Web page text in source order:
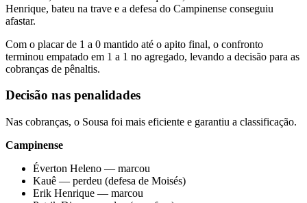
Henrique, bateu na trave e a defesa do Campinense conseguiu
afastar.
Com o placar de 1 a 0 mantido até o apito final, o confronto
terminou empatado em 1 a 1 no agregado, levando a decisão para as
cobranças de pênaltis.
Decisão nas penalidades
Nas cobranças, o Sousa foi mais eficiente e garantiu a classificação.
Campinense
Éverton Heleno — marcou
Kauê — perdeu (defesa de Moisés)
Erik Henrique — marcou